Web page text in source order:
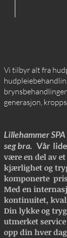
Vi tilbyr alt fra
generasjon,
Lillehammer
seg bra. Vår
være en del av
kjærlighet og
komponerte
Med en
kontinuitet,
Din lykke og
utmerket
opp din hver